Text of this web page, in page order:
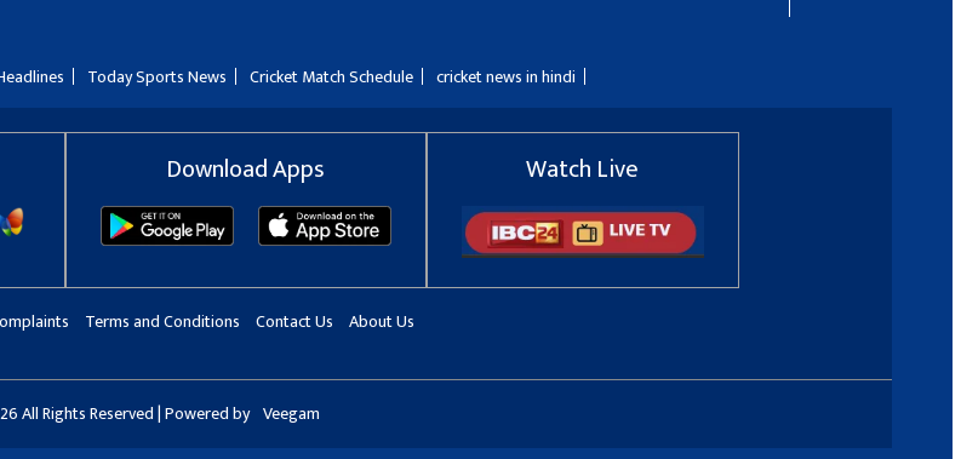
Today Sports News Cricket Match Schedule cricket news in hindi
Download Apps Watch Live
Terms and Conditions Contact Us About Us
All Rights Reserved | Powered by Veegam